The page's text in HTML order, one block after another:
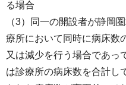
る場合
（3）同一の開設者が静岡
療所において同時に病床数
又は減少を行う場合であっ
は診療所の病床数を合計し